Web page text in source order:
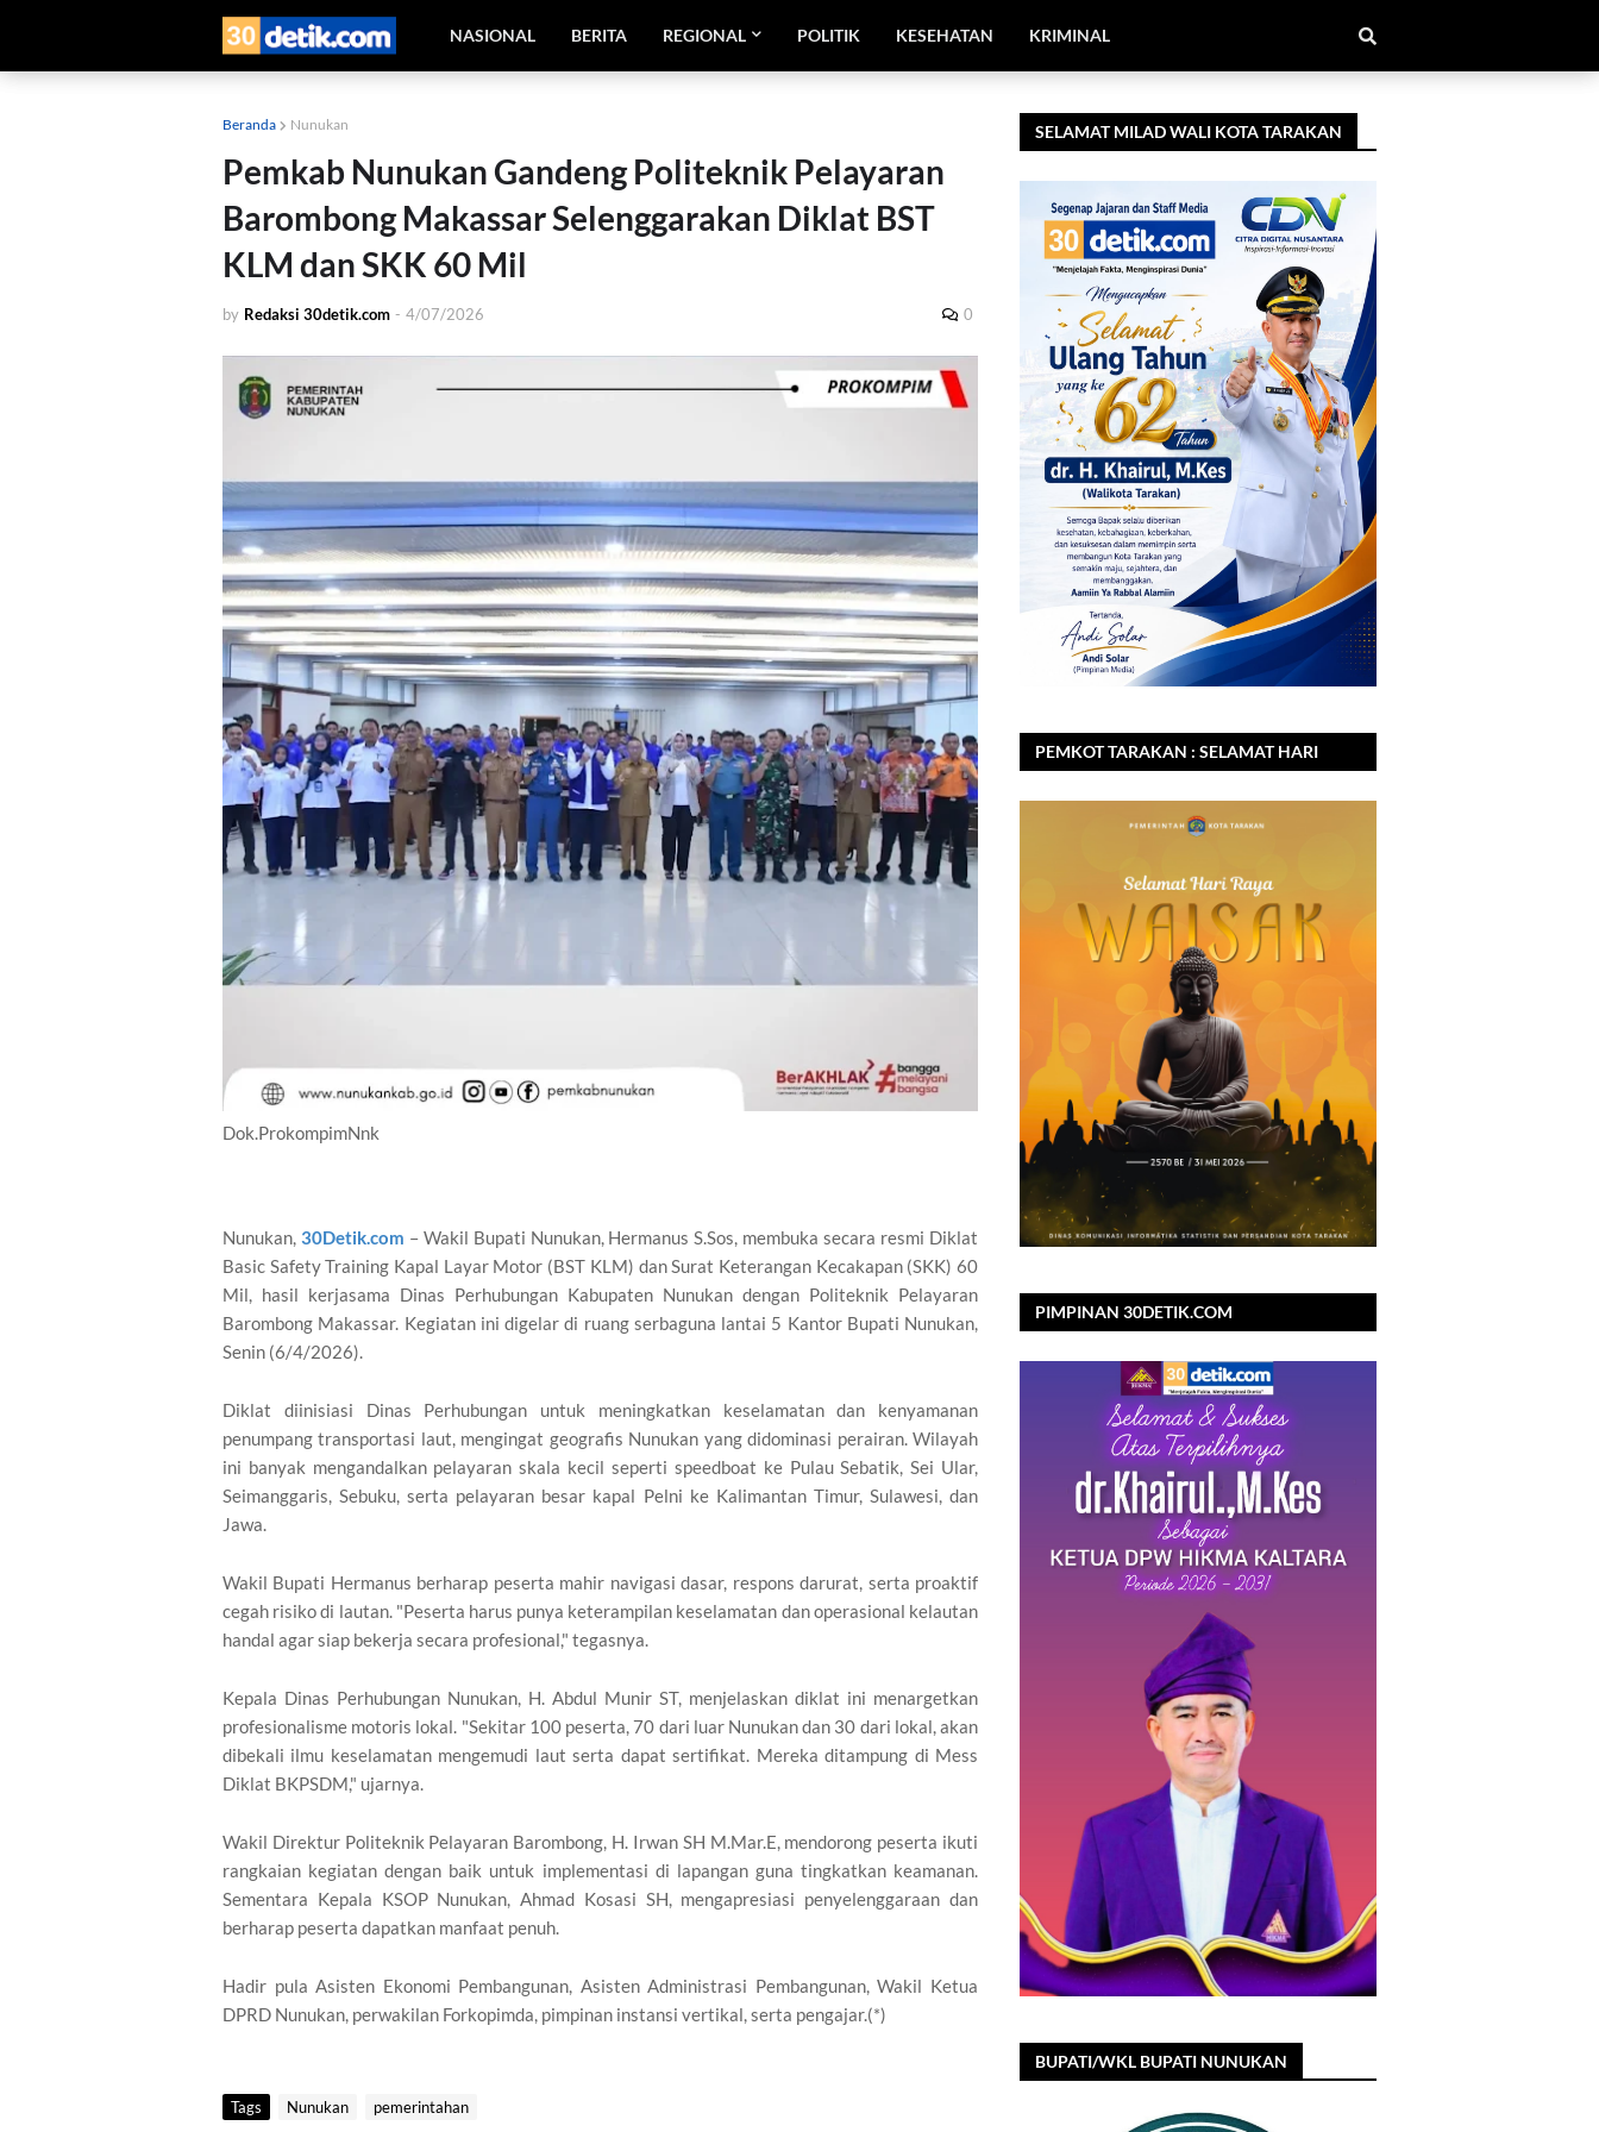
NASIONAL BERITA REGIONAL POLITIK KESEHATAN KRIMINAL
Beranda Nunukan
Pemkab Nunukan Gandeng Politeknik Pelayaran
Barombong Makassar Selenggarakan Diklat BST
KLM dan SKK 60 Mil
by Redaksi 30detik.com - 4/07/2026 0
Dok.ProkompimNnk
Nunukan, 30Detik.com – Wakil Bupati Nunukan, Hermanus S.Sos, membuka secara resmi Diklat
Basic Safety Training Kapal Layar Motor (BST KLM) dan Surat Keterangan Kecakapan (SKK) 60
Mil, hasil kerjasama Dinas Perhubungan Kabupaten Nunukan dengan Politeknik Pelayaran
Barombong Makassar. Kegiatan ini digelar di ruang serbaguna lantai 5 Kantor Bupati Nunukan,
Senin (6/4/2026).
Diklat diinisiasi Dinas Perhubungan untuk meningkatkan keselamatan dan kenyamanan
penumpang transportasi laut, mengingat geografis Nunukan yang didominasi perairan. Wilayah
ini banyak mengandalkan pelayaran skala kecil seperti speedboat ke Pulau Sebatik, Sei Ular,
Seimanggaris, Sebuku, serta pelayaran besar kapal Pelni ke Kalimantan Timur, Sulawesi, dan
Jawa.
Wakil Bupati Hermanus berharap peserta mahir navigasi dasar, respons darurat, serta proaktif
cegah risiko di lautan. "Peserta harus punya keterampilan keselamatan dan operasional kelautan
handal agar siap bekerja secara profesional," tegasnya.
Kepala Dinas Perhubungan Nunukan, H. Abdul Munir ST, menjelaskan diklat ini menargetkan
profesionalisme motoris lokal. "Sekitar 100 peserta, 70 dari luar Nunukan dan 30 dari lokal, akan
dibekali ilmu keselamatan mengemudi laut serta dapat sertifikat. Mereka ditampung di Mess
Diklat BKPSDM," ujarnya.
Wakil Direktur Politeknik Pelayaran Barombong, H. Irwan SH M.Mar.E, mendorong peserta ikuti
rangkaian kegiatan dengan baik untuk implementasi di lapangan guna tingkatkan keamanan.
Sementara Kepala KSOP Nunukan, Ahmad Kosasi SH, mengapresiasi penyelenggaraan dan
berharap peserta dapatkan manfaat penuh.
Hadir pula Asisten Ekonomi Pembangunan, Asisten Administrasi Pembangunan, Wakil Ketua
DPRD Nunukan, perwakilan Forkopimda, pimpinan instansi vertikal, serta pengajar.(*)
Tags Nunukan pemerintahan
SELAMAT MILAD WALI KOTA TARAKAN
PEMKOT TARAKAN : SELAMAT HARI
PIMPINAN 30DETIK.COM
BUPATI/WKL BUPATI NUNUKAN